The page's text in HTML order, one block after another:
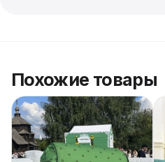
Похожие товары